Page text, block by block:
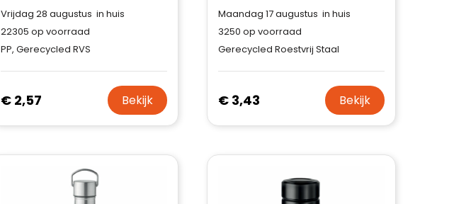
Vrijdag 28 augustus in huis
22305 op voorraad
PP, Gerecycled RVS
€ 2,57 Bekijk
Maandag 17 augustus in huis
3250 op voorraad
Gerecycled Roestvrij Staal
€ 3,43 Bekijk